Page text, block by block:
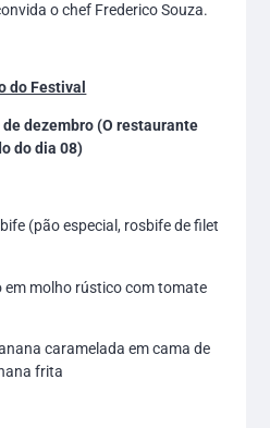
o chef Frederico Souza.
do Festival
dezembro (O restaurante
do dia 08)
(pão especial, rosbife de filet
em molho rústico com tomate
caramelada em cama de
frita